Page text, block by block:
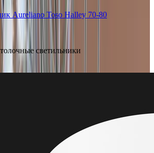
Aureliano Toso Halley 70-80
светильники